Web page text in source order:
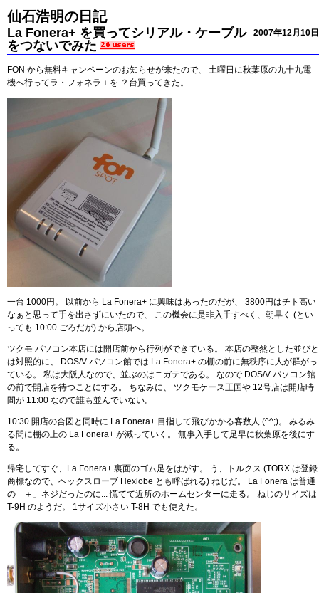
仙石浩明の日記
2007年12月10日
La Fonera+ を買ってシリアル・ケーブル
をつないでみた
FON から無料キャンペーンのお知らせが来たので、 土曜日に秋葉原の九十九電
機へ行ってラ・フォネラ＋を ？台買ってきた。
一台 1000円。 以前から La Fonera+ に興味はあったのだが、 3800円はチト高い
なぁと思って手を出さずにいたので、 この機会に是非入手すべく、朝早く (とい
っても 10:00 ごろだが) から店頭へ。
ツクモ パソコン本店には開店前から行列ができている。 本店の整然とした並びと
は対照的に、 DOS/V パソコン館では La Fonera+ の棚の前に無秩序に人が群がっ
ている。 私は大阪人なので、並ぶのはニガテである。 なので DOS/V パソコン館
の前で開店を待つことにする。 ちなみに、 ツクモケース王国や 12号店は開店時
間が 11:00 なので誰も並んでいない。
10:30 開店の合図と同時に La Fonera+ 目指して飛びかかる客数人 (^^;)。 みるみ
る間に棚の上の La Fonera+ が減っていく。 無事入手して足早に秋葉原を後にす
る。
帰宅してすぐ、La Fonera+ 裏面のゴム足をはがす。 う、トルクス (TORX は登録
商標なので、ヘックスローブ Hexlobe とも呼ばれる) ねじだ。 La Fonera は普通
の「＋」ネジだったのに... 慌てて近所のホームセンターに走る。 ねじのサイズは
T-9H のようだ。 1サイズ小さい T-8H でも使えた。